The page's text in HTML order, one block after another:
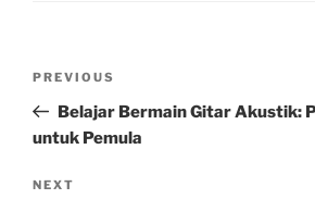
Previous
Post
PREVIOUS
Belajar Bermain Gitar Akustik:
untuk Pemula
Next
NEXT